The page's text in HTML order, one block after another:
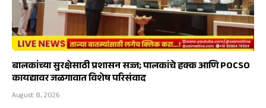
बालकांच्या सुरक्षेसाठी प्रशासन सज्ज; पालकांचे हक्क आणि POCSO
कायद्यावर जळगावात विशेष परिसंवाद
August 8, 2026